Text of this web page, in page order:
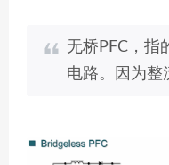
无桥PFC，指
电路。因为整